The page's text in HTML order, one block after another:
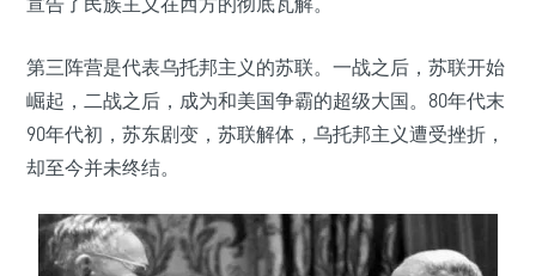
第三阵营是代表乌托邦主义的苏联。一战之后，苏联开始
崛起，二战之后，成为和美国争霸的超级大国。80年代末
90年代初，苏东剧变，苏联解体，乌托邦主义遭受挫折，
却至今并未终结。